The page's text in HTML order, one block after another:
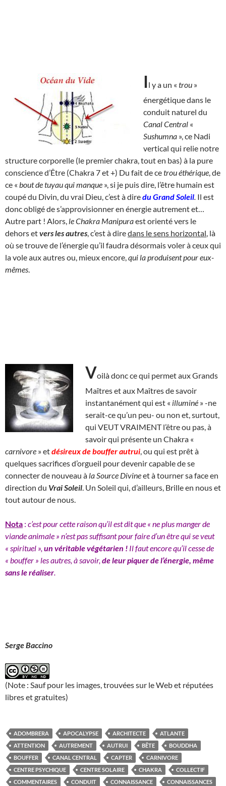
Il y a un « trou »
énergétique dans le
conduit naturel du
Canal Central «
Sushumna », ce Nadi
vertical qui relie notre
structure corporelle (le premier chakra, tout en bas) à la pure
conscience d’Être (Chakra 7 et +) Du fait de cetrou éthérique , de
ce « bout de tuyau qui manque », si je puis dire, l’être humain est
coupé du Divin, du vrai Dieu, c’est à direduGrand Soleil Il est
donc obligé de s’approvisionner en énergie autrement et…
Autre part ! Alors, le Chakra Manipuraest orienté vers le
dehors etvers les autres , c’est à diredans le sens horizontal , là
où se trouve de l’énergie qu’il faudra désormais voler à ceux qui
la vole aux autres ou, mieux encore, qui la produisent pour eux-
mêmes
Voilà donc ce qui permet aux Grands
Maîtres et aux Maîtres de savoir
instantanément qui est « illuminé » -ne
serait-ce qu’un peu- ou non et, surtout,
qui VEUT VRAIMENT l’être ou pas, à
savoir qui présente un Chakra «
carnivore » etdésireux debouffer autrui , ou qui est prêt à
quelques sacrifices d’orgueil pour devenir capable de se
connecter de nouveau à la Source Divineet à tourner sa face en
direction du Vrai Soleil . Un Soleil qui, d’ailleurs, Brille en nous et
tout autour de nous.
Nota : c’est pour cette raison qu’il est dit que « ne plus manger de
viande animale » n’est pas suffisant pour faire d’un être qui se veut
« spirituel », un véritable végétarien ! Il faut encore qu’il cesse de
« bouffer » les autres, à savoir, de leur piquer de l’énergie, même
sans le réaliser
Serge Baccino
(Note : Sauf pour les images, trouvées sur le Web et réputées
libres et gratuites)
ADOMBRERA APOCALYPSE ARCHITECTE
ATLANTE
ATTENTION
AUTREMENT AUTRUI BÊTE
BOUDDHA
BOUFFER
CANAL CENTRAL CAPTER
CARNIVORE
CENTRE PSYCHIQUE
CENTRE SOLAIRE CHAKRA
COLLECTIF
COMMENTAIRES
CONDUIT CONNAISSANCE CONNAISSANCES